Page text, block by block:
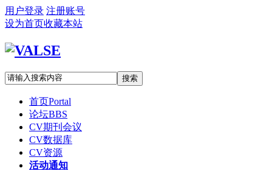
用户登录 注册账号
设为首页收藏本站
搜索
首页Portal
论坛BBS
CV期刊会议
CV数据库
CV资源
活动通知